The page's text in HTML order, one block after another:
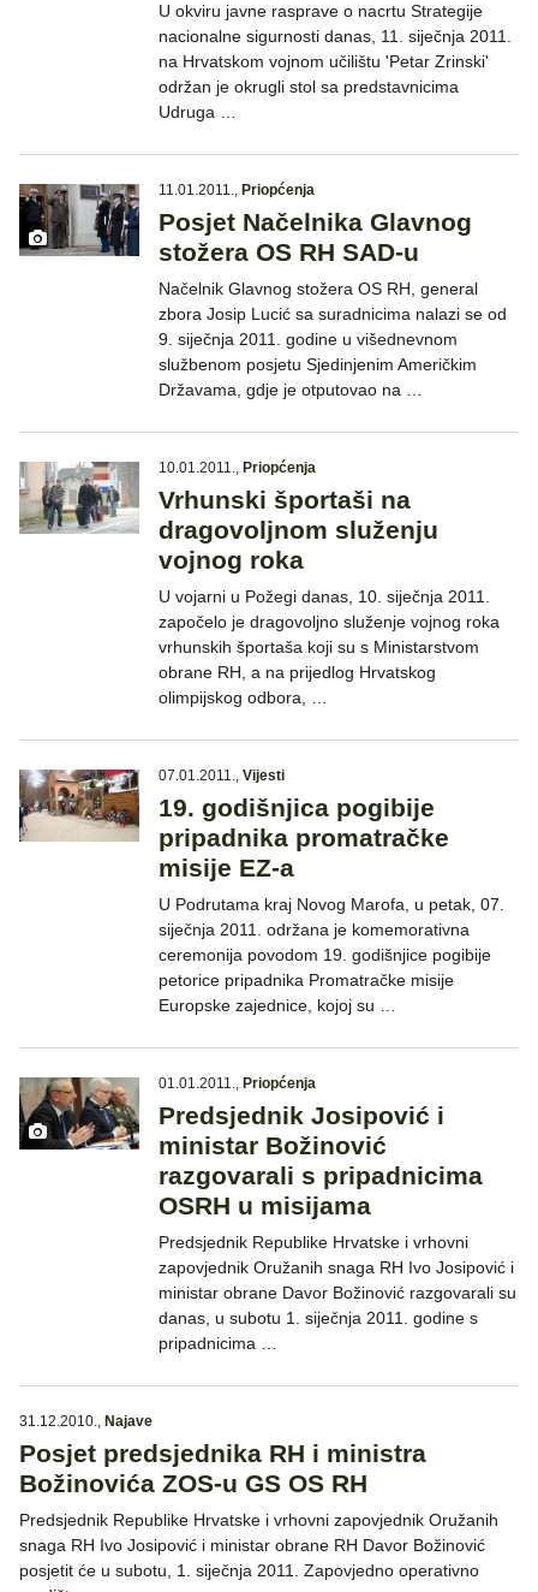
U okviru javne rasprave o nacrtu Strategije
nacionalne sigurnosti danas, 11. siječnja 2011.
na Hrvatskom vojnom učilištu 'Petar Zrinski'
održan je okrugli stol sa predstavnicima
Udruga …
11.01.2011., Priopćenja
Posjet Načelnika Glavnog
stožera OS RH SAD-u
Načelnik Glavnog stožera OS RH, general
zbora Josip Lucić sa suradnicima nalazi se od
9. siječnja 2011. godine u višednevnom
službenom posjetu Sjedinjenim Američkim
Državama, gdje je otputovao na …
10.01.2011., Priopćenja
Vrhunski športaši na
dragovoljnom služenju
vojnog roka
U vojarni u Požegi danas, 10. siječnja 2011.
započelo je dragovoljno služenje vojnog roka
vrhunskih športaša koji su s Ministarstvom
obrane RH, a na prijedlog Hrvatskog
olimpijskog odbora, …
07.01.2011., Vijesti
19. godišnjica pogibije
pripadnika promatračke
misije EZ-a
U Podrutama kraj Novog Marofa, u petak, 07.
siječnja 2011. održana je komemorativna
ceremonija povodom 19. godišnjice pogibije
petorice pripadnika Promatračke misije
Europske zajednice, kojoj su …
01.01.2011., Priopćenja
Predsjednik Josipović i
ministar Božinović
razgovarali s pripadnicima
OSRH u misijama
Predsjednik Republike Hrvatske i vrhovni
zapovjednik Oružanih snaga RH Ivo Josipović i
ministar obrane Davor Božinović razgovarali su
danas, u subotu 1. siječnja 2011. godine s
pripadnicima …
31.12.2010., Najave
Posjet predsjednika RH i ministra
Božinovića ZOS-u GS OS RH
Predsjednik Republike Hrvatske i vrhovni zapovjednik Oružanih
snaga RH Ivo Josipović i ministar obrane RH Davor Božinović
posjetit će u subotu, 1. siječnja 2011. Zapovjedno operativno